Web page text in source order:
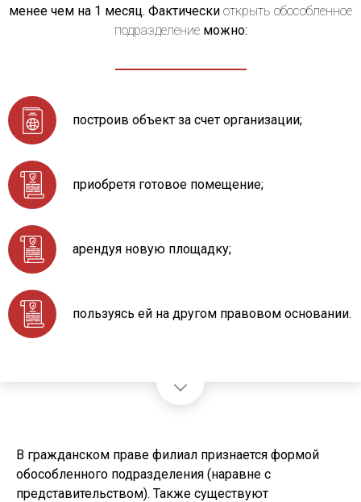
менее чем на 1 месяц. Фактически открыть обособленное
подразделениеможно:
построив объект за счет организации;
приобретя готовое помещение;
арендуя новую площадку;
пользуясь ей на другом правовом основании.
В гражданском праве филиал признается формой
обособленного подразделения (наравне с
представительством). Также существуют